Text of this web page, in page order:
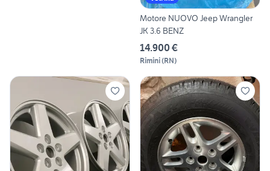
Motore NUOVO Jeep Wrangler
JK 3.6 BENZ
14.900 €
Rimini(RN)